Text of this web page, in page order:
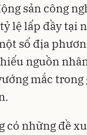
sản công
lệ lấp đầy tại
số địa
nguồn
mắc
có những đề